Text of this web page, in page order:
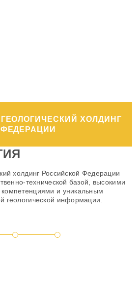
ХОЛДИНГ
холдинг Российской Федерации
технической базой, высокими
и уникальным
геологической информации.